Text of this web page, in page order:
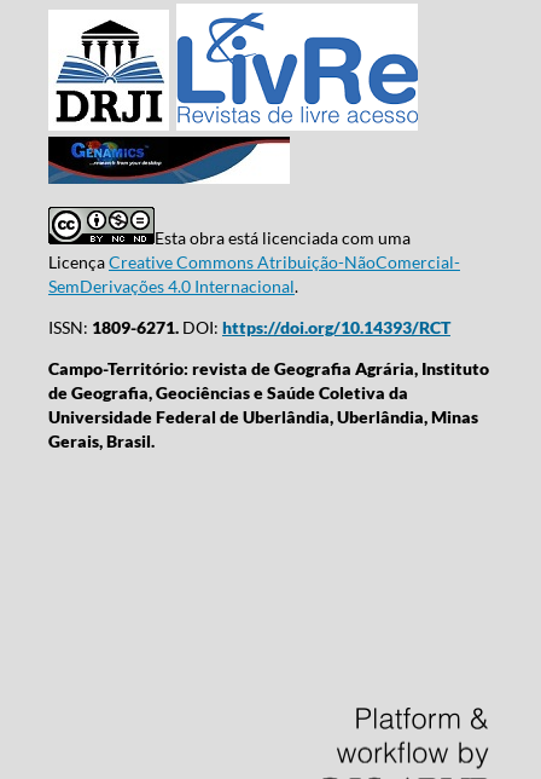
Esta obra está licenciada com uma
LicençaCreative Commons Atribuição-NãoComercial-
SemDerivações 4.0 Internacional.
ISSN: 1809-6271.DOI: https://doi.org/10.14393/RCT
Campo-Território: revista de Geografia Agrária, Instituto
de Geografia, Geociências e Saúde Coletiva da
Universidade Federal de Uberlândia, Uberlândia, Minas
Gerais, Brasil.